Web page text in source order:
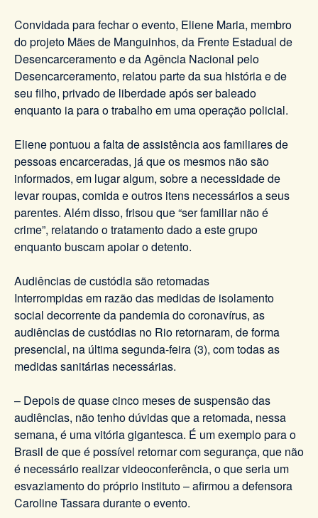
Convidada para fechar o evento, Eliene Maria, membro
do projeto Mães de Manguinhos, da Frente Estadual de
Desencarceramento e da Agência Nacional pelo
Desencarceramento, relatou parte da sua história e de
seu filho, privado de liberdade após ser baleado
enquanto ia para o trabalho em uma operação policial.
Eliene pontuou a falta de assistência aos familiares de
pessoas encarceradas, já que os mesmos não são
informados, em lugar algum, sobre a necessidade de
levar roupas, comida e outros itens necessários a seus
parentes. Além disso, frisou que “ser familiar não é
crime”, relatando o tratamento dado a este grupo
enquanto buscam apoiar o detento.
Audiências de custódia são retomadas
Interrompidas em razão das medidas de isolamento
social decorrente da pandemia do coronavírus, as
audiências de custódias no Rio retornaram, de forma
presencial, na última segunda-feira (3), com todas as
medidas sanitárias necessárias.
– Depois de quase cinco meses de suspensão das
audiências, não tenho dúvidas que a retomada, nessa
semana, é uma vitória gigantesca. É um exemplo para o
Brasil de que é possível retornar com segurança, que não
é necessário realizar videoconferência, o que seria um
esvaziamento do próprio instituto – afirmou a defensora
Caroline Tassara durante o evento.